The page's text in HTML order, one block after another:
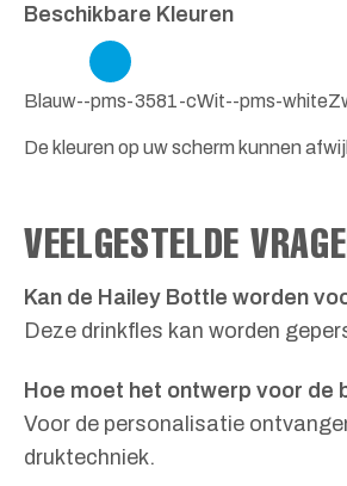
Beschikbare Kleuren
Blauw--pms-3581-cWit--pms-white
De kleuren op uw scherm kunnen
VEELGESTELDE
Kan de Hailey Bottle worden
Deze drinkfles kan worden
Hoe moet het ontwerp voor de
Voor de personalisatie
druktechniek.